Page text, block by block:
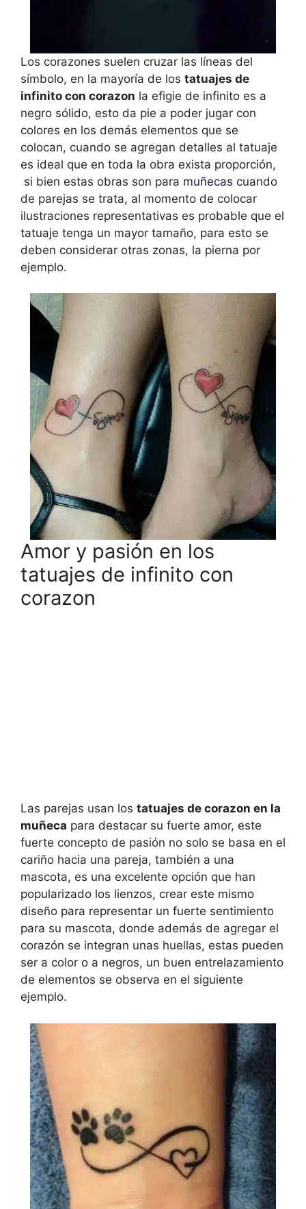
Los corazones suelen cruzar las líneas del
símbolo, en la mayoría de los tatuajes de
infinito con corazon la efigie de infinito es a
negro sólido, esto da pie a poder jugar con
colores en los demás elementos que se
colocan, cuando se agregan detalles al tatuaje
es ideal que en toda la obra exista proporción,
si bien estas obras son para muñecas cuando
de parejas se trata, al momento de colocar
ilustraciones representativas es probable que el
tatuaje tenga un mayor tamaño, para esto se
deben considerar otras zonas, la pierna por
ejemplo.
Amor y pasión en los
tatuajes de infinito con
corazon
Las parejas usan los tatuajes de corazon en la
muñeca para destacar su fuerte amor, este
fuerte concepto de pasión no solo se basa en el
cariño hacia una pareja, también a una
mascota, es una excelente opción que han
popularizado los lienzos, crear este mismo
diseño para representar un fuerte sentimiento
para su mascota, donde además de agregar el
corazón se integran unas huellas, estas pueden
ser a color o a negros, un buen entrelazamiento
de elementos se observa en el siguiente
ejemplo.